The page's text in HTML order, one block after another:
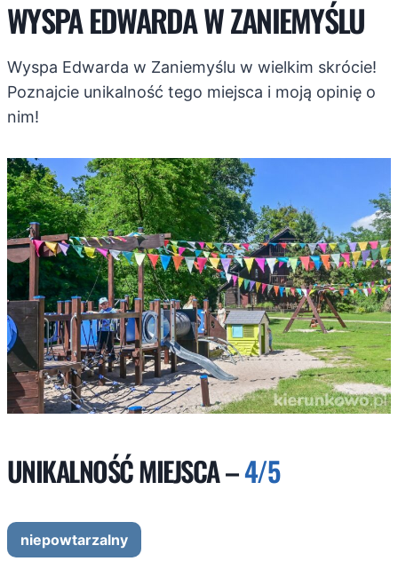
WYSPA EDWARDA W ZANIEMYŚLU
Wyspa Edwarda w Zaniemyślu w wielkim skrócie!
Poznajcie unikalność tego miejsca i moją opinię o
nim!
UNIKALNOŚĆ MIEJSCA –4/5
niepowtarzalny